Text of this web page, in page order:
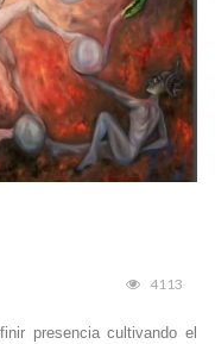
4113
presencia cultivando el